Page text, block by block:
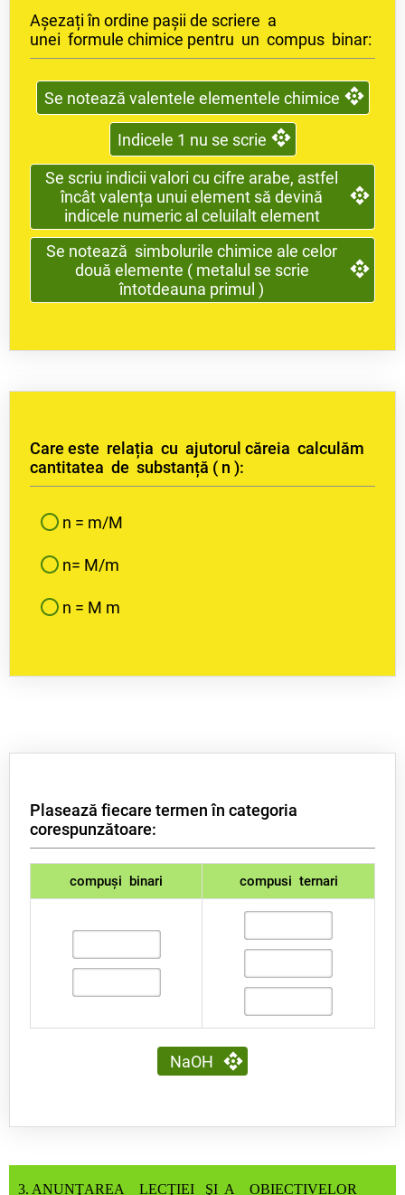
Așezați în ordine pașii de scriere a
unei formule chimice pentru un compus binar:
Se notează valentele elementele chimice
Indicele 1 nu se scrie
Se scriu indicii valori cu cifre arabe, astfel
încât valența unui element să devină
indicele numeric al celuilalt element
Se notează simbolurile chimice ale celor
două elemente ( metalul se scrie
întotdeauna primul )
Care este relația cu ajutorul căreia calculăm
cantitatea de substanță ( n ):
n = m/M
n= M/m
n = M m
Plasează fiecare termen în categoria
corespunzătoare:
compuși binari compusi ternari
NaOH
3. ANUNŢAREA LECŢIEI ŞI A OBIECTIVELOR